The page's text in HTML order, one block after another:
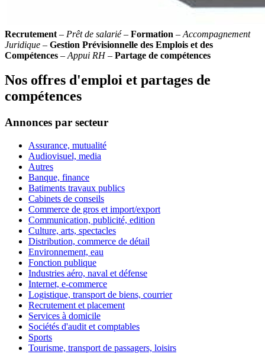
Recrutement – Prêt de salarié– Formation – Accompagnement
Juridique – Gestion Prévisionnelle des Emplois et des
Compétences – Appui RH– Partage de compétences
Nos offres d'emploi et partages de
compétences
Annonces par secteur
Assurance, mutualité
Audiovisuel, media
Autres
Banque, finance
Batiments travaux publics
Cabinets de conseils
Commerce de gros et import/export
Communication, publicité, edition
Culture, arts, spectacles
Distribution, commerce de détail
Environnement, eau
Fonction publique
Industries aéro, naval et défense
Internet, e-commerce
Logistique, transport de biens, courrier
Recrutement et placement
Services à domicile
Sociétés d'audit et comptables
Sports
Tourisme, transport de passagers, loisirs